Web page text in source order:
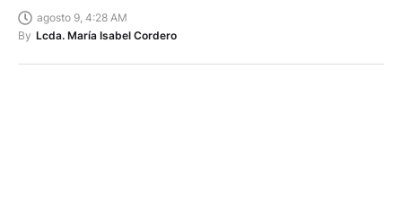
agosto 9, 4:28 AM
By Lcda. María Isabel Cordero